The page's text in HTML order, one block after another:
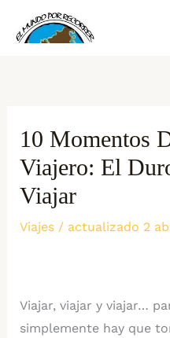
10 Momentos
Viajero: El
Viajar
Viajes/ actualizado 2
Viajar, viajar y viajar…
simplemente hay que